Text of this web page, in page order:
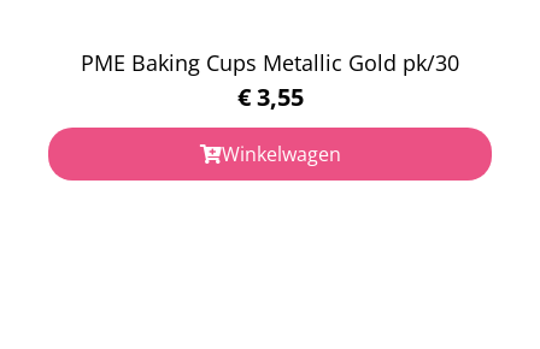
PME Baking Cups Metallic Gold pk/30
€3,55
Winkelwagen